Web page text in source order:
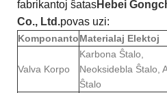
fabrikantoj ŝatasHebei
Co., Ltd.povas uzi:
KomponantoMaterialaj Elektoj
Valva Korpo
Karbona Ŝtalo,
Neoksidebla Ŝtalo,
Ŝtalo